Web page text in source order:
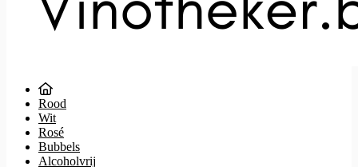
Rood
Wit
Rosé
Bubbels
Alcoholvrij